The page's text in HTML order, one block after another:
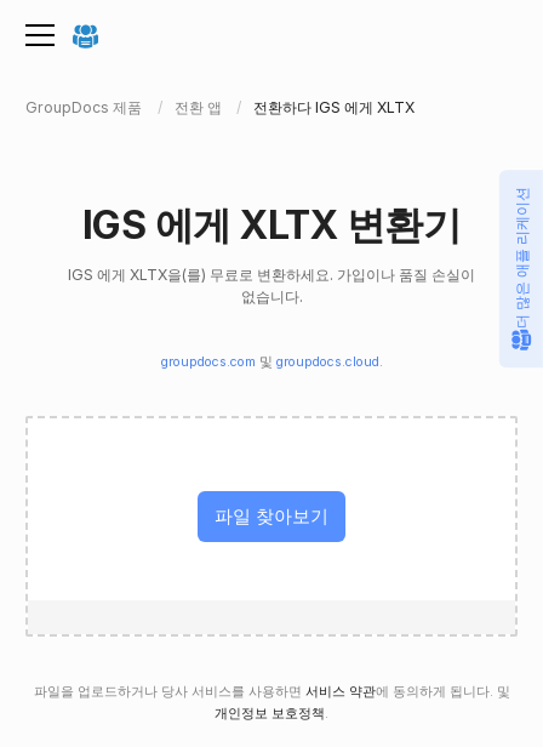
GroupDocs 제품 전환 앱 전환하다 IGS 에게 XLTX
IGS 에게 XLTX 변환기
IGS 에게 XLTX을(를) 무료로 변환하세요. 가입이나 품질 손실이
없습니다.
groupdocs.com 및 groupdocs.cloud .
파일 찾아보기
파일을 업로드하거나 당사 서비스를 사용하면 서비스 약관에 동의하게 됩니다. 및
개인정보 보호정책.
더 많은 애플 리케이션